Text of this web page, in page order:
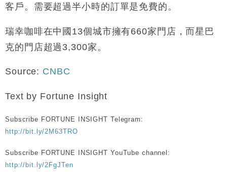
客戶。需要超過半小時的訂單是免費的。
瑞幸咖啡在中國13個城市擁有660家門店，而星巴
克的門店超過3,300家。
Source: CNBC
Text by Fortune Insight
Subscribe FORTUNE INSIGHT Telegram:
http://bit.ly/2M63TRO
Subscribe FORTUNE INSIGHT YouTube channel:
http://bit.ly/2FgJTen